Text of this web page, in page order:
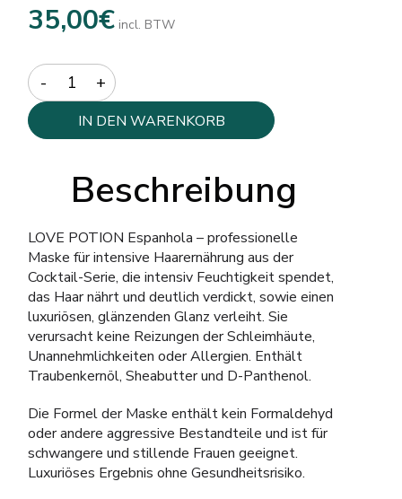
35,00€ incl. BTW
Quantity
IN DEN WARENKORB
Beschreibung
LOVE POTION Espanhola – professionelle
Maske für intensive Haarernährung aus der
Cocktail-Serie, die intensiv Feuchtigkeit spendet,
das Haar nährt und deutlich verdickt, sowie einen
luxuriösen, glänzenden Glanz verleiht. Sie
verursacht keine Reizungen der Schleimhäute,
Unannehmlichkeiten oder Allergien. Enthält
Traubenkernöl, Sheabutter und D-Panthenol.
Die Formel der Maske enthält kein Formaldehyd
oder andere aggressive Bestandteile und ist für
schwangere und stillende Frauen geeignet.
Luxuriöses Ergebnis ohne Gesundheitsrisiko.